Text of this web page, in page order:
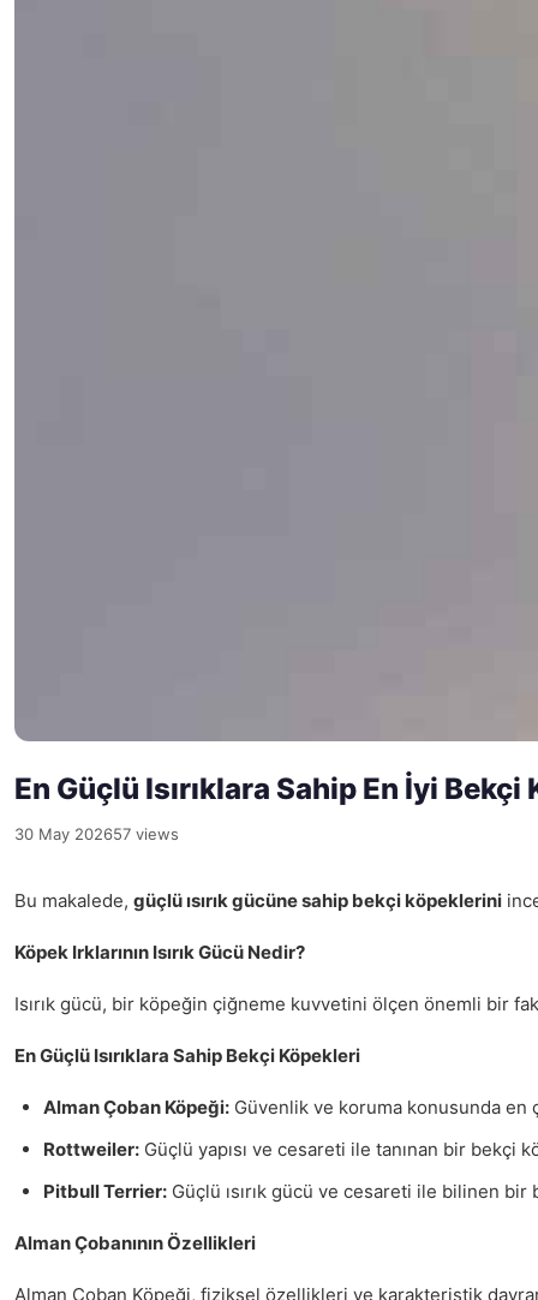
En Güçlü Isırıklara Sahip En İyi Bekçi
30 May 202657 views
Bu makalede, güçlü ısırık gücüne sahip bekçi köpeklerini
Köpek Irklarının Isırık Gücü Nedir?
Isırık gücü, bir köpeğin çiğneme kuvvetini ölçen önemli bir
En Güçlü Isırıklara Sahip Bekçi Köpekleri
Alman Çoban Köpeği: Güvenlik ve koruma konusunda en
Rottweiler: Güçlü yapısı ve cesareti ile tanınan bir bekçi
Pitbull Terrier: Güçlü ısırık gücü ve cesareti ile bilinen
Alman Çobanının Özellikleri
Alman Çoban Köpeği, fiziksel özellikleri ve karakteristik